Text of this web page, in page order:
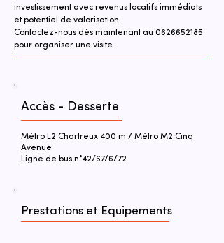
investissement avec revenus locatifs immédiats
et potentiel de valorisation.
Contactez-nous dès maintenant au 0626652185
pour organiser une visite.
Accès - Desserte
Métro L2 Chartreux 400 m / Métro M2 Cinq
Avenue
Ligne de bus n°42/67/6/72
Prestations et Equipements